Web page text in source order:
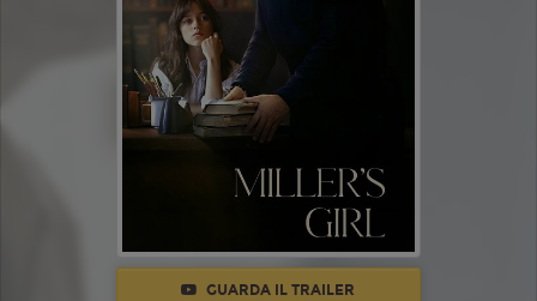
GUARDA IL TRAILER